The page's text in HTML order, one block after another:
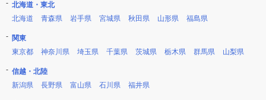
北海道・東北
北海道
青森県 岩手県 宮城県 秋田県 山形県 福島県
関東
東京都
神奈川県 埼玉県 千葉県 茨城県 栃木県 群馬県 山梨県
信越・北陸
新潟県
長野県 富山県 石川県 福井県